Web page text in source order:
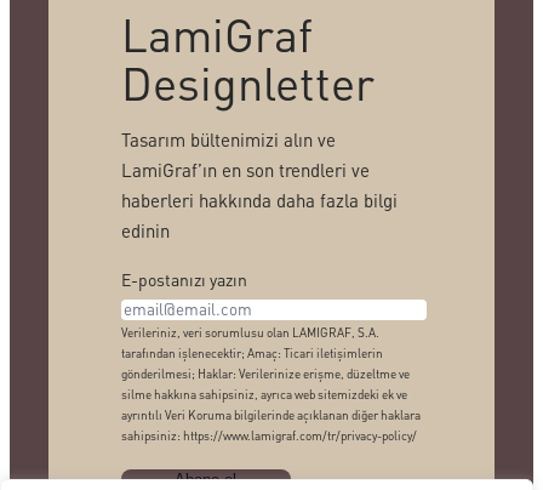
LamiGraf
Designletter
Tasarım bültenimizi alın ve
LamiGraf’ın en son trendleri ve
haberleri hakkında daha fazla bilgi
edinin
E-postanızı yazın
Verileriniz, veri sorumlusu olan LAMIGRAF, S.A.
tarafından işlenecektir; Amaç: Ticari iletişimlerin
gönderilmesi; Haklar: Verilerinize erişme, düzeltme ve
silme hakkına sahipsiniz, ayrıca web sitemizdeki ek ve
ayrıntılı Veri Koruma bilgilerinde açıklanan diğer haklara
sahipsiniz: https://www.lamigraf.com/tr/privacy-policy/